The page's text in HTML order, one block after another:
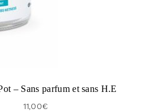
– Sans parfum et sans H.E
11,00€